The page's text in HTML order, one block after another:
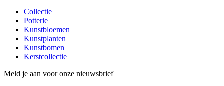
Collectie
Potterie
Kunstbloemen
Kunstplanten
Kunstbomen
Kerstcollectie
Meld je aan voor onze nieuwsbrief